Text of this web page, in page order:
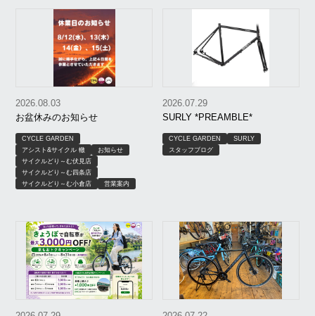
お盆休みのお知らせ
2026.08.03
CYCLE GARDEN
アシスト&サイクル 轍
お知らせ
サイクルどり～む伏見店
サイクルどり～む四条店
サイクルどり～む小倉店
営業案内
SURLY *PREAMBLE*
2026.07.29
CYCLE GARDEN
SURLY
スタッフブログ